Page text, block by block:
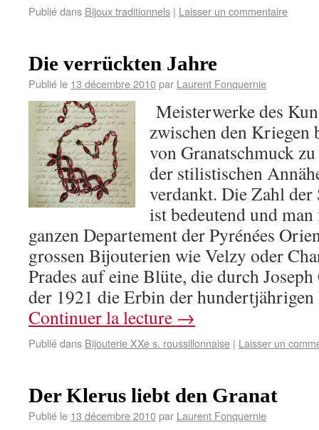
Publié dans Bijoux traditionnels | Laisser un commentaire
Die verrückten Jahre
Publié le 13 décembre 2010par Laurent Fonquernie
Meisterwerke des
zwischen den
von Granatschmuck
der stilistischen
verdankt. Die Zahl der
ist bedeutend und
ganzen Departement der Pyrénées
grossen Bijouterien wie Velzy oder
Prades auf eine Blüte, die durch
der 1921 die Erbin der
Continuer la lecture →
Publié dans Bijouterie XXe s. roussillonnaise | Laisser un
Der Klerus liebt den Granat
Publié le 13 décembre 2010par Laurent Fonquernie